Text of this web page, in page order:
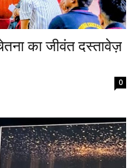
का जीवंत दस्तावेज़
0